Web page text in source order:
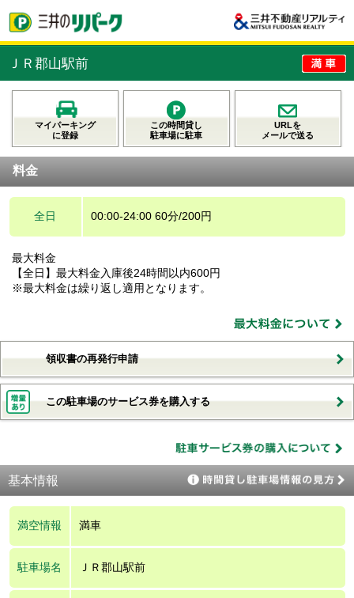
ＪＲ郡山駅前
マイパーキング
に登録
この時間貸し
駐車場に駐車
URLを
メールで送る
料金
全日 00:00-24:00 60分/200円
最大料金
【全日】最大料金入庫後24時間以内600円
※最大料金は繰り返し適用となります。
領収書の再発行申請
この駐車場のサービス券を購入する
基本情報
満空情報 満車
駐車場名 ＪＲ郡山駅前